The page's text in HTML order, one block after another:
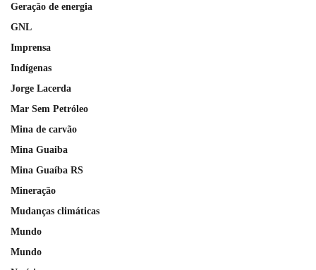
Geração de energia
GNL
Imprensa
Indígenas
Jorge Lacerda
Mar Sem Petróleo
Mina de carvão
Mina Guaiba
Mina Guaíba RS
Mineração
Mudanças climáticas
Mundo
Mundo